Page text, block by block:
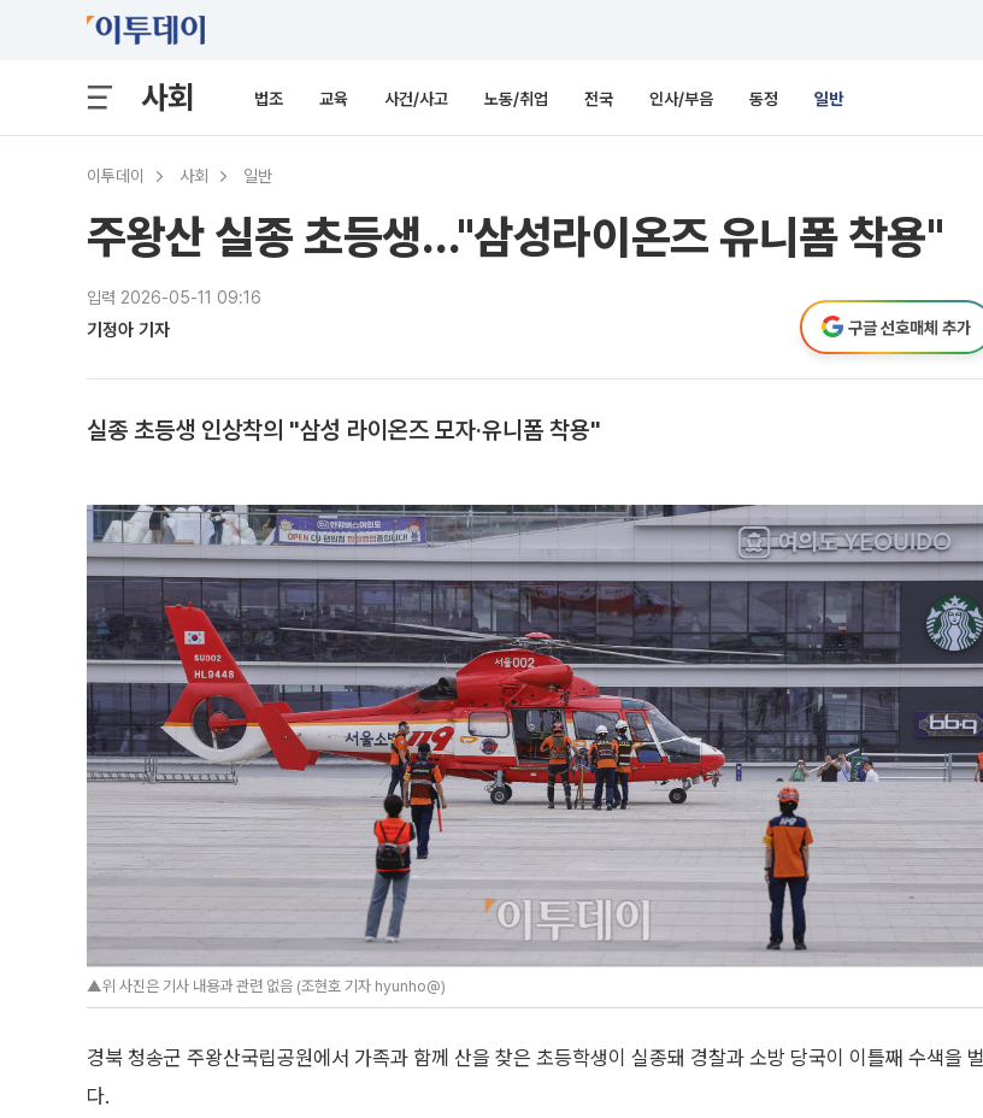
사회 법조 교육 사건/사고 노동/취업 전국 인사/부음 동정 일반
이투데이 사회 일반
주왕산 실종 초등생…"삼성라이온즈 유니폼 착용"
입력 2026-05-11 09:16
기정아 기자 구글 선호매체 추가
실종 초등생 인상착의 "삼성 라이온즈 모자·유니폼 착용"
▲위 사진은 기사 내용과 관련 없음 (조현호 기자 hyunho@)
경북 청송군 주왕산국립공원에서 가족과 함께 산을 찾은 초등학생이 실종돼 경찰과 소방 당국이 이틀째 수색을
다.